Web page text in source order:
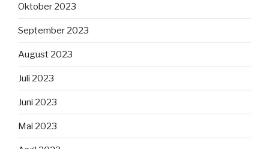
Oktober 2023
September 2023
August 2023
Juli 2023
Juni 2023
Mai 2023